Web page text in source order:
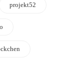
projekt52